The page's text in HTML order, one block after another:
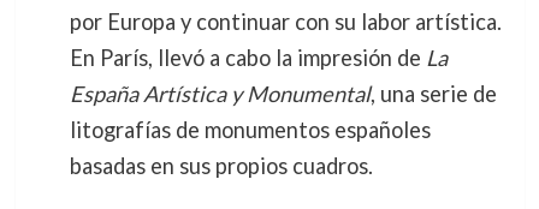
por Europa y continuar con su labor artística.
En París, llevó a cabo la impresión de La
España Artística y Monumental, una serie de
litografías de monumentos españoles
basadas en sus propios cuadros.